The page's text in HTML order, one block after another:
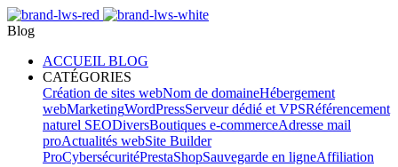
Blog
ACCUEIL BLOG
CATÉGORIES
Création de sites webNom de domaineHébergement
webMarketingWordPressServeur dédié et VPSRéférencement
naturel SEODiversBoutiques e-commerceAdresse mail
proActualités webSite Builder
ProCybersécuritéPrestaShopSauvegarde en ligneAffiliation